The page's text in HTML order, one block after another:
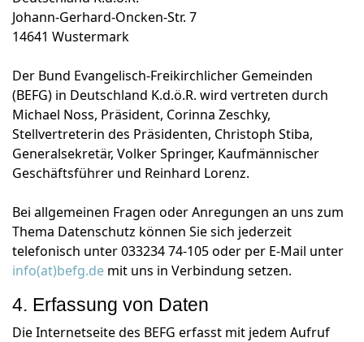
Johann-Gerhard-Oncken-Str. 7
14641 Wustermark
Der Bund Evangelisch-Freikirchlicher Gemeinden
(BEFG) in Deutschland K.d.ö.R. wird vertreten durch
Michael Noss, Präsident, Corinna Zeschky,
Stellvertreterin des Präsidenten, Christoph Stiba,
Generalsekretär, Volker Springer, Kaufmännischer
Geschäftsführer und Reinhard Lorenz.
Bei allgemeinen Fragen oder Anregungen an uns zum
Thema Datenschutz können Sie sich jederzeit
telefonisch unter 033234 74-105 oder per E-Mail unter
info(at)befg.de mit uns in Verbindung setzen.
4. Erfassung von Daten
Die Internetseite des BEFG erfasst mit jedem Aufruf